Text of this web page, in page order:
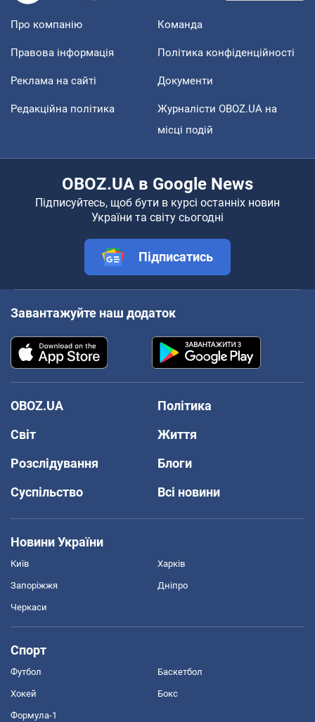
Про компанію Команда
Правова інформація Політика конфіденційності
Реклама на сайті Документи
Редакційна політика
Журналісти OBOZ.UA на
місці подій
OBOZ.UA в Google News
Підписуйтесь, щоб бути в курсі останніх новин
України та світу сьогодні
Підписатись
Завантажуйте наш додаток
OBOZ.UA
Політика
Світ
Життя
Розслідування
Блоги
Суспільство
Всі новини
Новини України
Київ Харків
Запоріжжя Дніпро
Черкаси
Спорт
Футбол Баскетбол
Хокей Бокс
Формула-1